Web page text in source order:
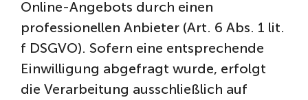
Online-Angebots durch einen
professionellen Anbieter (Art. 6 Abs. 1 lit.
f DSGVO). Sofern eine entsprechende
Einwilligung abgefragt wurde, erfolgt
die Verarbeitung ausschließlich auf